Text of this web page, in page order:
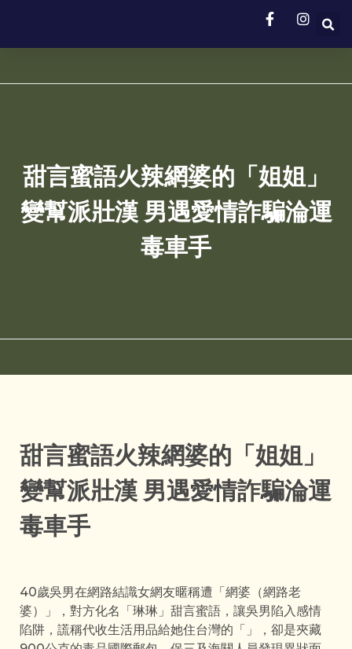
甜言蜜語火辣網婆的「姐姐」
變幫派壯漢 男遇愛情詐騙淪運
毒車手
甜言蜜語火辣網婆的「姐姐」
變幫派壯漢 男遇愛情詐騙淪運
毒車手
40歲吳男在網路結識女網友暱稱遭「網婆（網路老
婆）」，對方化名「琳琳」甜言蜜語，讓吳男陷入感情
陷阱，謊稱代收生活用品給她住台灣的「」，卻是夾藏